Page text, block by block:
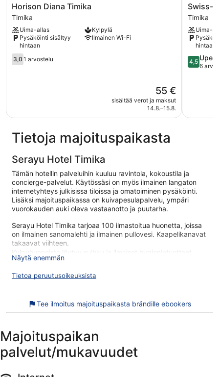
Horison
Diana
Timika
Timika
Horison Diana Timika
Timika
Uima-allas
Kylpylä
Pysäköinti sisältyy
hintaan
Ilmainen Wi-Fi
3.0
kautta
3,0 1 arvostelu
Hinta
on
55 €
55 €
sisältää verot ja maksut
14.8.–15.8.
Swiss-
Belinn
Timika
Timika
Swiss-
Timika
Uima-
hintaan
4.5
kautta
4,5 Upea
6
Tietoja majoituspaikasta
Serayu Hotel Timika
Tämän hotellin palveluihin kuuluu ravintola, kokoustila ja
concierge-palvelut. Käytössäsi on myös ilmainen langaton
internetyhteys julkisissa tiloissa ja omatoiminen pysäköinti.
Lisäksi majoituspaikassa on kuivapesulapalvelu, ympäri
vuorokauden auki oleva vastaanotto ja puutarha.
Serayu Hotel Timika tarjoaa 100 ilmastoitua huonetta, joissa
on ilmainen sanomalehti ja ilmainen pullovesi. Kaapelikanavat
takaavat viihteen.
Kylpyhuoneista löytyy suihku ja ilmaiset hygieniatuotteet.
Asiakkaat voivat surffata verkossa käyttämällä huonehintaan
sisältyvää langatonta internetyhteyttä. Siivous on saatavilla
päivittäin.
kohteesta Gedung Eme Neme Youwaren konferenssikeskus.
Ilmainen Wi-Fi
Ilmainen omatoiminen pysäköinti
Näytä enemmän
Tietoa peruutusoikeuksista
Tee ilmoitus majoituspaikasta brändille ebookers
Majoituspaikan
palvelut/mukavuudet